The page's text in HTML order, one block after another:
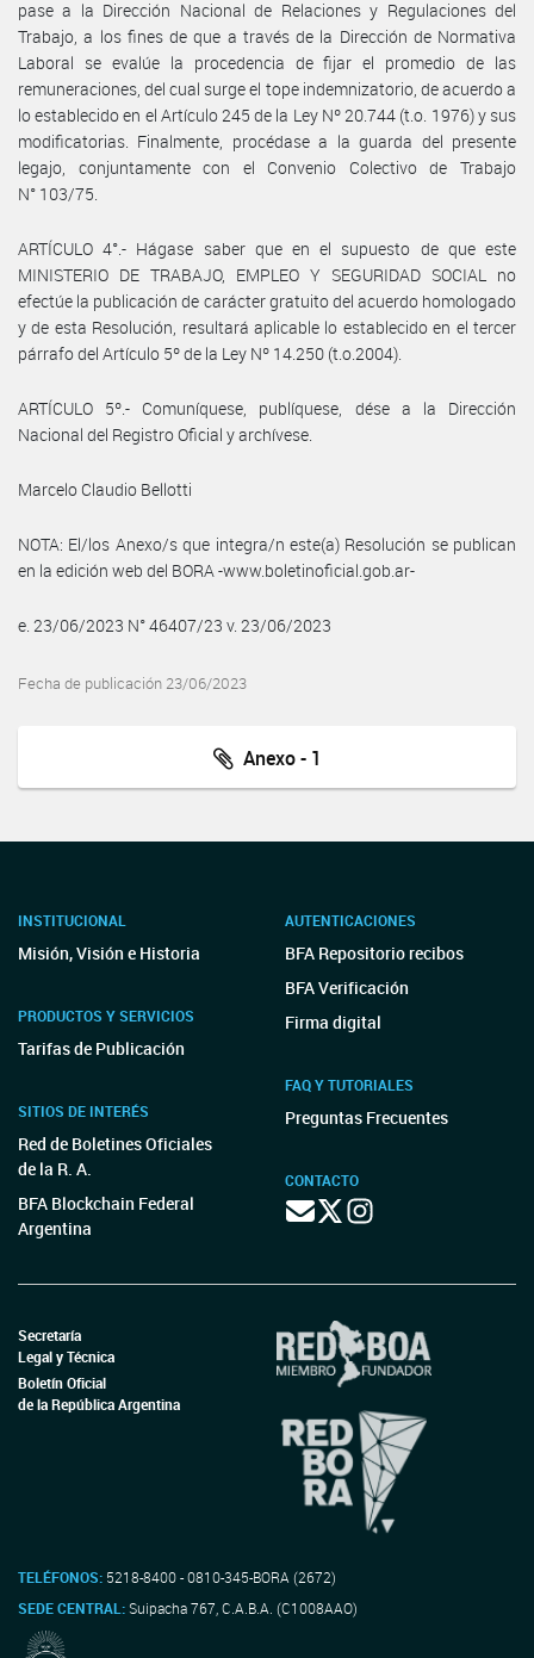
pase a la Dirección Nacional de Relaciones y Regulaciones del
Trabajo, a los fines de que a través de la Dirección de Normativa
Laboral se evalúe la procedencia de fijar el promedio de las
remuneraciones, del cual surge el tope indemnizatorio, de acuerdo a
lo establecido en el Artículo 245 de la Ley Nº 20.744 (t.o. 1976) y sus
modificatorias. Finalmente, procédase a la guarda del presente
legajo, conjuntamente con el Convenio Colectivo de Trabajo
N° 103/75.
ARTÍCULO 4°.- Hágase saber que en el supuesto de que este
MINISTERIO DE TRABAJO, EMPLEO Y SEGURIDAD SOCIAL no
efectúe la publicación de carácter gratuito del acuerdo homologado
y de esta Resolución, resultará aplicable lo establecido en el tercer
párrafo del Artículo 5º de la Ley Nº 14.250 (t.o.2004).
ARTÍCULO 5º.- Comuníquese, publíquese, dése a la Dirección
Nacional del Registro Oficial y archívese.
Marcelo Claudio Bellotti
NOTA: El/los Anexo/s que integra/n este(a) Resolución se publican
en la edición web del BORA -www.boletinoficial.gob.ar-
e. 23/06/2023 N° 46407/23 v. 23/06/2023
Fecha de publicación 23/06/2023
Anexo - 1
INSTITUCIONAL
Misión, Visión e Historia
PRODUCTOS Y SERVICIOS
Tarifas de Publicación
SITIOS DE INTERÉS
Red de Boletines Oficiales
de la R. A.
BFA Blockchain Federal
Argentina
AUTENTICACIONES
BFA Repositorio recibos
BFA Verificación
Firma digital
FAQ Y TUTORIALES
Preguntas Frecuentes
CONTACTO
Secretaría
Legal y Técnica
Boletín Oficial
de la República Argentina
TELÉFONOS: 5218-8400 - 0810-345-BORA (2672)
SEDE CENTRAL:Suipacha 767, C.A.B.A. (C1008AAO)